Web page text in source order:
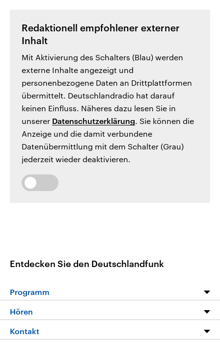
Redaktionell empfohlener externer
Inhalt
Mit Aktivierung des Schalters (Blau) werden
externe Inhalte angezeigt und
personenbezogene Daten an Drittplattformen
übermittelt. Deutschlandradio hat darauf
keinen Einfluss. Näheres dazu lesen Sie in
unserer Datenschutzerklärung . Sie können die
Anzeige und die damit verbundene
Datenübermittlung mit dem Schalter (Grau)
jederzeit wieder deaktivieren.
Entdecken Sie den Deutschlandfunk
Programm
Programm
Die Nachrichten
Hören
Livestream
Kontakt